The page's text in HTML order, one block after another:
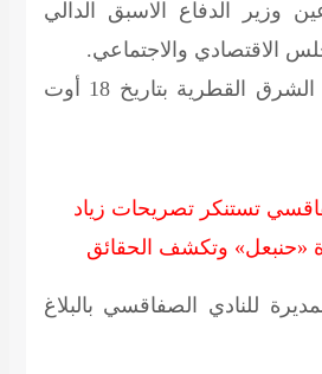
وزير الدفاع الاسبق الدالي
الاقتصادي والاجتماعي.
(المصدر: صحبفة الشرق القطرية بتاريخ 18 أوت
تستنكر تصريحات زياد
«حنبعل» وتكشف الحقائق
للنادي الصفاقسي بالبلاغ